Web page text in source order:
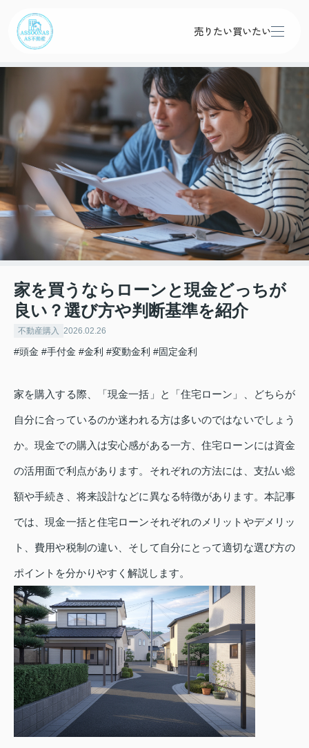
売りたい買いたい
家を買うならローンと現金どっちが
良い？選び方や判断基準を紹介
不動産購入 2026.02.26
#頭金 #手付金 #金利 #変動金利 #固定金利
家を購入する際、「現金一括」と「住宅ローン」、どちらが
自分に合っているのか迷われる方は多いのではないでしょう
か。現金での購入は安心感がある一方、住宅ローンには資金
の活用面で利点があります。それぞれの方法には、支払い総
額や手続き、将来設計などに異なる特徴があります。本記事
では、現金一括と住宅ローンそれぞれのメリットやデメリッ
ト、費用や税制の違い、そして自分にとって適切な選び方の
ポイントを分かりやすく解説します。